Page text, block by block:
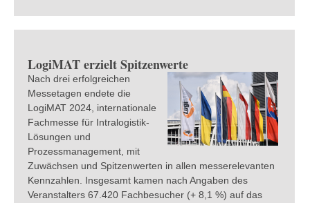
LogiMAT erzielt Spitzenwerte
Nach drei erfolgreichen
Messetagen endete die
LogiMAT 2024, internationale
Fachmesse für Intralogistik-
Lösungen und
Prozessmanagement, mit
Zuwächsen und Spitzenwerten in allen messerelevanten
Kennzahlen. Insgesamt kamen nach Angaben des
Veranstalters 67.420 Fachbesucher (+ 8,1 %) auf das